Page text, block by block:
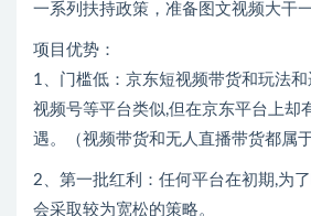
一系列扶持政策，准备图文视频大干一
项目优势：
1、门槛低：京东短视频带货和玩法和
视频号等平台类似,但在京东平台上却
遇。（视频带货和无人直播带货都属
2、第一批红利：任何平台在初期,为
会采取较为宽松的策略。